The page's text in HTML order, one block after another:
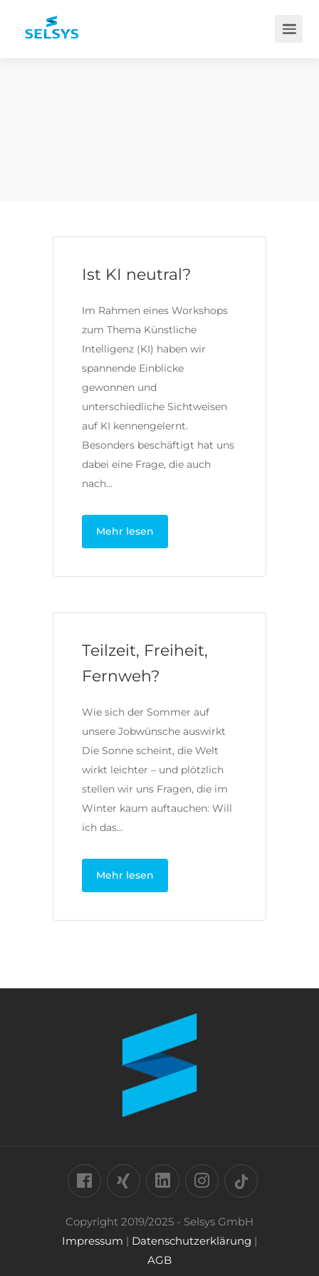
Ist KI neutral?
Im Rahmen eines Workshops
zum Thema Künstliche
Intelligenz (KI) haben wir
spannende Einblicke
gewonnen und
unterschiedliche Sichtweisen
auf KI kennengelernt.
Besonders beschäftigt hat uns
dabei eine Frage, die auch
nach…
Mehr lesen
Teilzeit, Freiheit,
Fernweh?
Wie sich der Sommer auf
unsere Jobwünsche auswirkt
Die Sonne scheint, die Welt
wirkt leichter – und plötzlich
stellen wir uns Fragen, die im
Winter kaum auftauchen: Will
ich das…
Mehr lesen
Copyright 2019/2025 - Selsys GmbH
Impressum | Datenschutzerklärung |
AGB